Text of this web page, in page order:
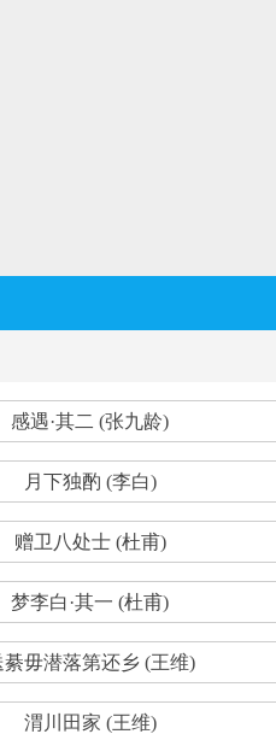
感遇·其二 (张九龄)
月下独酌 (李白)
赠卫八处士 (杜甫)
梦李白·其一 (杜甫)
綦毋潜落第还乡 (王维)
渭川田家 (王维)